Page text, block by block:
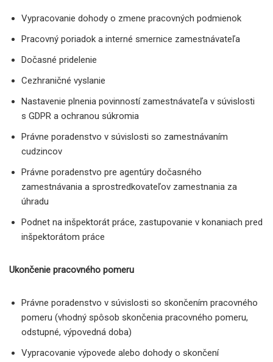
Vypracovanie dohody o zmene pracovných podmienok
Pracovný poriadok a interné smernice zamestnávateľa
Dočasné pridelenie
Cezhraničné vyslanie
Nastavenie plnenia povinností zamestnávateľa v súvislosti
s GDPR a ochranou súkromia
Právne poradenstvo v súvislosti so zamestnávaním
cudzincov
Právne poradenstvo pre agentúry dočasného
zamestnávania a sprostredkovateľov zamestnania za
úhradu
Podnet na inšpektorát práce, zastupovanie v konaniach pred
inšpektorátom práce
Ukončenie pracovného pomeru
Právne poradenstvo v súvislosti so skončením pracovného
pomeru (vhodný spôsob skončenia pracovného pomeru,
odstupné, výpovedná doba)
Vypracovanie výpovede alebo dohody o skončení